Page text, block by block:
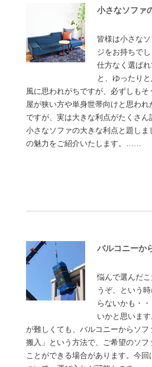
小さなソファ
皆様は小さな
ジをお持ちで
仕方なく選ば
と、ゆったり
風に思われがちですが、必ずしも
屋が狭い方や単身世帯向けと思わ
ですが、実は大きな利点がたくさん
小さなソファの大きな利点と題しま
の魅力をご紹介いたします。……
バルコニーか
悩んで選んだ
うぞ、という
らないかも・
いかと思いま
が難しくても、バルコニーからソ
搬入」という方法で、ご希望のソフ
ことができる場合があります。今